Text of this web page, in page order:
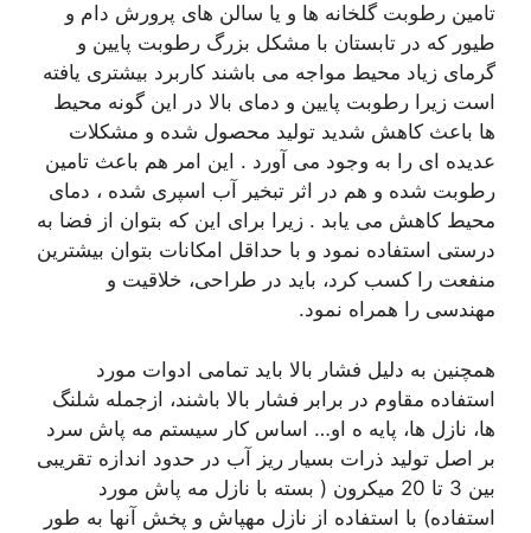
تامین رطوبت گلخانه ها و یا سالن های پرورش دام و
طیور که در تابستان با مشکل بزرگ رطوبت پایین و
گرمای زیاد محیط مواجه می باشند کاربرد بیشتری یافته
است زیرا رطوبت پایین و دمای بالا در این گونه محیط
ها باعث کاهش شدید تولید محصول شده و مشکلات
عدیده ای را به وجود می آورد . این امر هم باعث تامین
رطوبت شده و هم در اثر تبخیر آب اسپری شده ، دمای
محیط کاهش می یابد . زیرا برای این که بتوان از فضا به
درستی استفاده نمود و با حداقل امکانات بتوان بیشترین
منفعت را کسب کرد، باید در طراحی، خلاقیت و
مهندسی را همراه نمود.
همچنین به دلیل فشار بالا باید تمامی ادوات مورد
استفاده مقاوم در برابر فشار بالا باشند، ازجمله شلنگ
ها، نازل ها، پایه ه او… اساس کار سیستم مه پاش سرد
بر اصل تولید ذرات بسیار ریز آب در حدود اندازه تقریبی
بین 3 تا 20 میکرون ( بسته با نازل مه پاش مورد
استفاده) با استفاده از نازل مهپاش و پخش آنها به طور